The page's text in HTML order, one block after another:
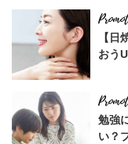
【
おう
勉強
い？